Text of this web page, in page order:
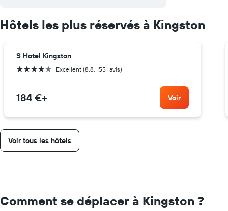
Hôtels les plus réservés à Kingston
S Hotel Kingston
4 étoiles Excellent (8.8, 1551 avis)
184 €+ Voir
Voir tous les hôtels
Comment se déplacer à Kingston ?